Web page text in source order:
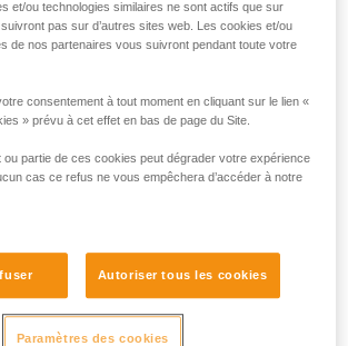
sont en outre bien adaptées à la plupart
électriques autonomes modernes.
disponibilité, temps de stockage.
et/ou technologies similaires ne sont actifs que sur
pas sur d’autres sites web. Les cookies et/ou
de nos partenaires vous suivront pendant toute votre
consentement à tout moment en cliquant sur le lien «
» prévu à cet effet en bas de page du Site.
ou partie de ces cookies peut dégrader votre expérience
cas ce refus ne vous empêchera d’accéder à notre
Autoriser tous les cookies
Paramètres des cookies